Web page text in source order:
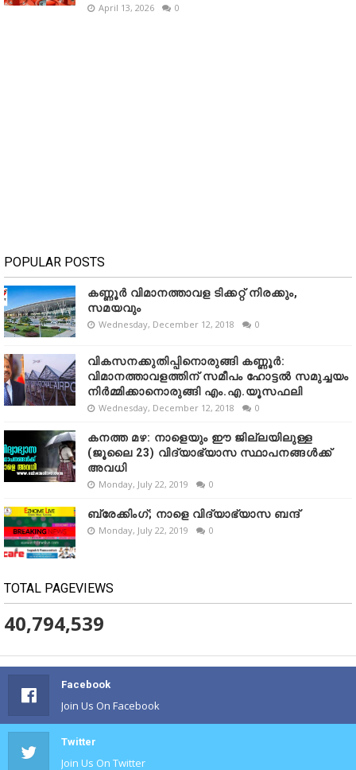
April 13, 2026 0
POPULAR POSTS
കണ്ണൂർ വിമാനത്താവള ടിക്കറ്റ് നിരക്കും,
സമയവും
Wednesday, December 12, 2018 0
വികസനക്കുതിപ്പിനൊരുങ്ങി കണ്ണൂർ:
വിമാനത്താവളത്തിന് സമീപം ഹോട്ടൽ സമുച്ചയം
നിർമ്മിക്കാനൊരുങ്ങി എം.എ.യൂസഫലി
Wednesday, December 12, 2018 0
കനത്ത മഴ: നാളെയും ഈ ജില്ലയിലുള്ള
(ജൂലൈ 23) വിദ്യാഭ്യാസ സ്ഥാപനങ്ങൾക്ക്
അവധി
Monday, July 22, 2019 0
ബ്രേക്കിംഗ്; നാളെ വിദ്യാഭ്യാസ ബന്ദ്
Monday, July 22, 2019 0
TOTAL PAGEVIEWS
40,794,539
Facebook
Join Us On Facebook
Twitter
Join Us On Twitter